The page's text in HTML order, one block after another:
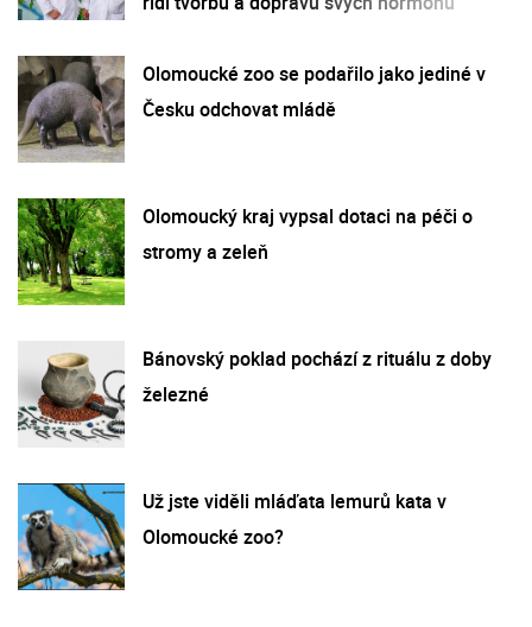
Olomoucké zoo se podařilo jako jediné v
Česku odchovat mládě
Olomoucký kraj vypsal dotaci na péči o
stromy a zeleň
Bánovský poklad pochází z rituálu z doby
železné
Už jste viděli mláďata lemurů kata v
Olomoucké zoo?